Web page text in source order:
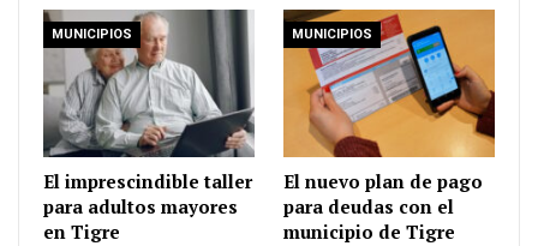
MUNICIPIOS
El imprescindible taller
para adultos mayores
en Tigre
MUNICIPIOS
El nuevo plan de pago
para deudas con el
municipio de Tigre